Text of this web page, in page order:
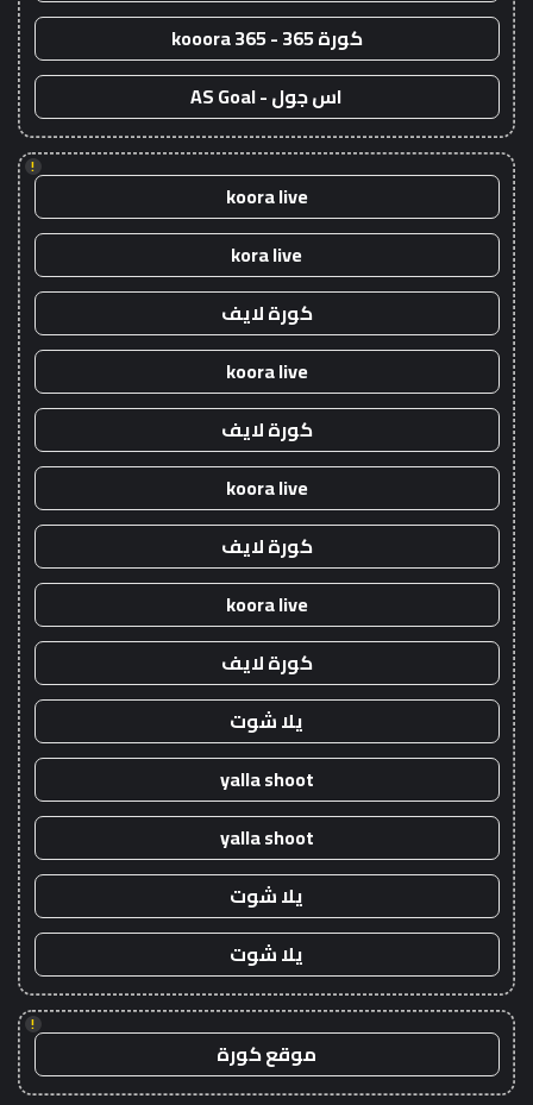
كورة 365 - kooora 365
اس جول - AS Goal
!
koora live
kora live
كورة لايف
koora live
كورة لايف
koora live
كورة لايف
koora live
كورة لايف
يلا شوت
yalla shoot
yalla shoot
يلا شوت
يلا شوت
!
موقع كورة